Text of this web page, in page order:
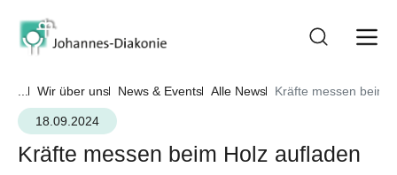
... Wir über uns News & Events Alle News
Kräfte messen beim
18.09.2024
Kräfte messen beim Holz aufladen